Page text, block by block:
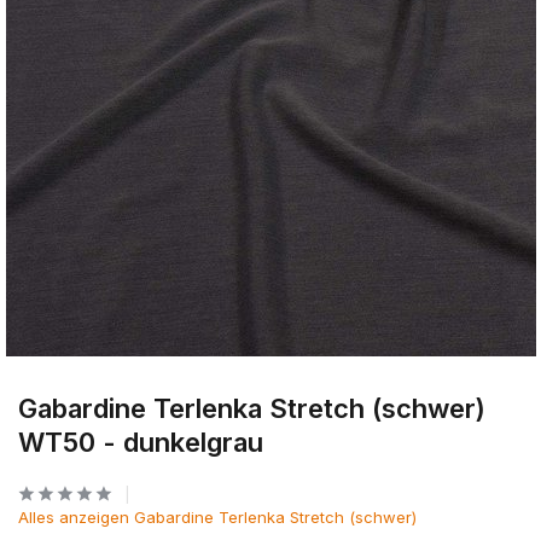
Gabardine Terlenka Stretch (schwer)
WT50 - dunkelgrau
Alles anzeigen Gabardine Terlenka Stretch (schwer)